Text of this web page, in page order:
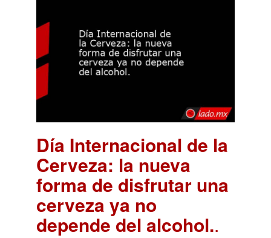
Día Internacional de la
Cerveza: la nueva
forma de disfrutar una
cerveza ya no
depende del alcohol..